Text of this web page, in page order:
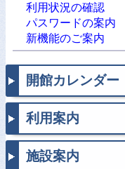
利用状況の確認
パスワードの案内
新機能のご案内
開館カレンダー
利用案内
施設案内